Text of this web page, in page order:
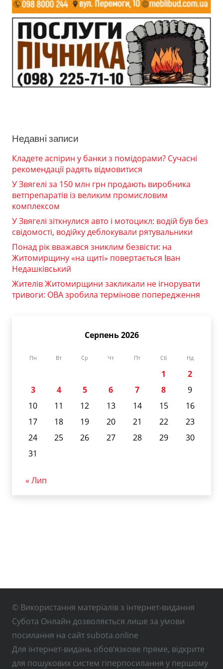
Недавні записи
Кладете аспірин у банки з помідорами? Сучасні
рекомендації радять відмовитися
У Звягелі за 150 млн грн продають виробника
ветпрепаратів із великим промисловим
комплексом
У Звягелі зіткнулися авто і мотоцикл: водій був без
свідомості, водійку деблокували рятувальники
Понад рік вважався зниклим безвісти: на
Житомирщину «на щиті» повертається Іван
Недашківський
Жителів Житомирщини закликали не ігнорувати
тривоги: ОВА зробила термінове попередження
Серпень 2026
Пн Вт Ср Чт Пт Сб Нд
1
2
3
4 5 6 7 8
9
10
11 12 13 14 15
16
17
18 19 20 21 22
23
24
25 26 27 28 29
30
31
« Лип
© Використання матеріалів з інтернет-видання
Субота Онлайн дозволяється лише за умови
посилання на сайт subota.online
Для інтернет-видань обов’язкове пряме, відкрите
для пошукових систем гіперпосилання у першому